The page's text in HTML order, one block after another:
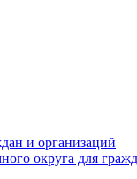
и организаций
округа для